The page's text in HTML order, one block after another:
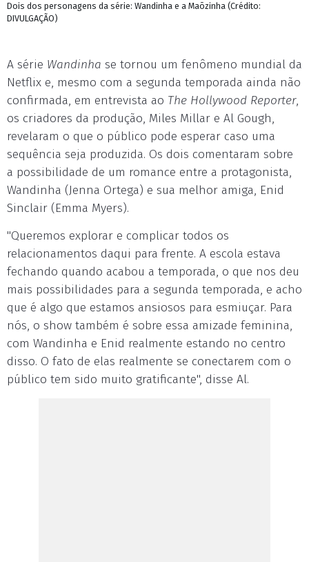
Dois dos personagens da série: Wandinha e a Maõzinha (Crédito:
DIVULGAÇÃO)
A série Wandinha se tornou um fenômeno mundial da
Netflix e, mesmo com a segunda temporada ainda não
confirmada, em entrevista ao The Hollywood Reporter,
os criadores da produção, Miles Millar e Al Gough,
revelaram o que o público pode esperar caso uma
sequência seja produzida. Os dois comentaram sobre
a possibilidade de um romance entre a protagonista,
Wandinha (Jenna Ortega) e sua melhor amiga, Enid
Sinclair (Emma Myers).
"Queremos explorar e complicar todos os
relacionamentos daqui para frente. A escola estava
fechando quando acabou a temporada, o que nos deu
mais possibilidades para a segunda temporada, e acho
que é algo que estamos ansiosos para esmiuçar. Para
nós, o show também é sobre essa amizade feminina,
com Wandinha e Enid realmente estando no centro
disso. O fato de elas realmente se conectarem com o
público tem sido muito gratificante", disse Al.